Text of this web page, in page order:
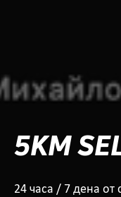
5KM
24 часа / 7 дена от